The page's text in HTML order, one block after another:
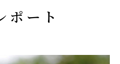
ポート